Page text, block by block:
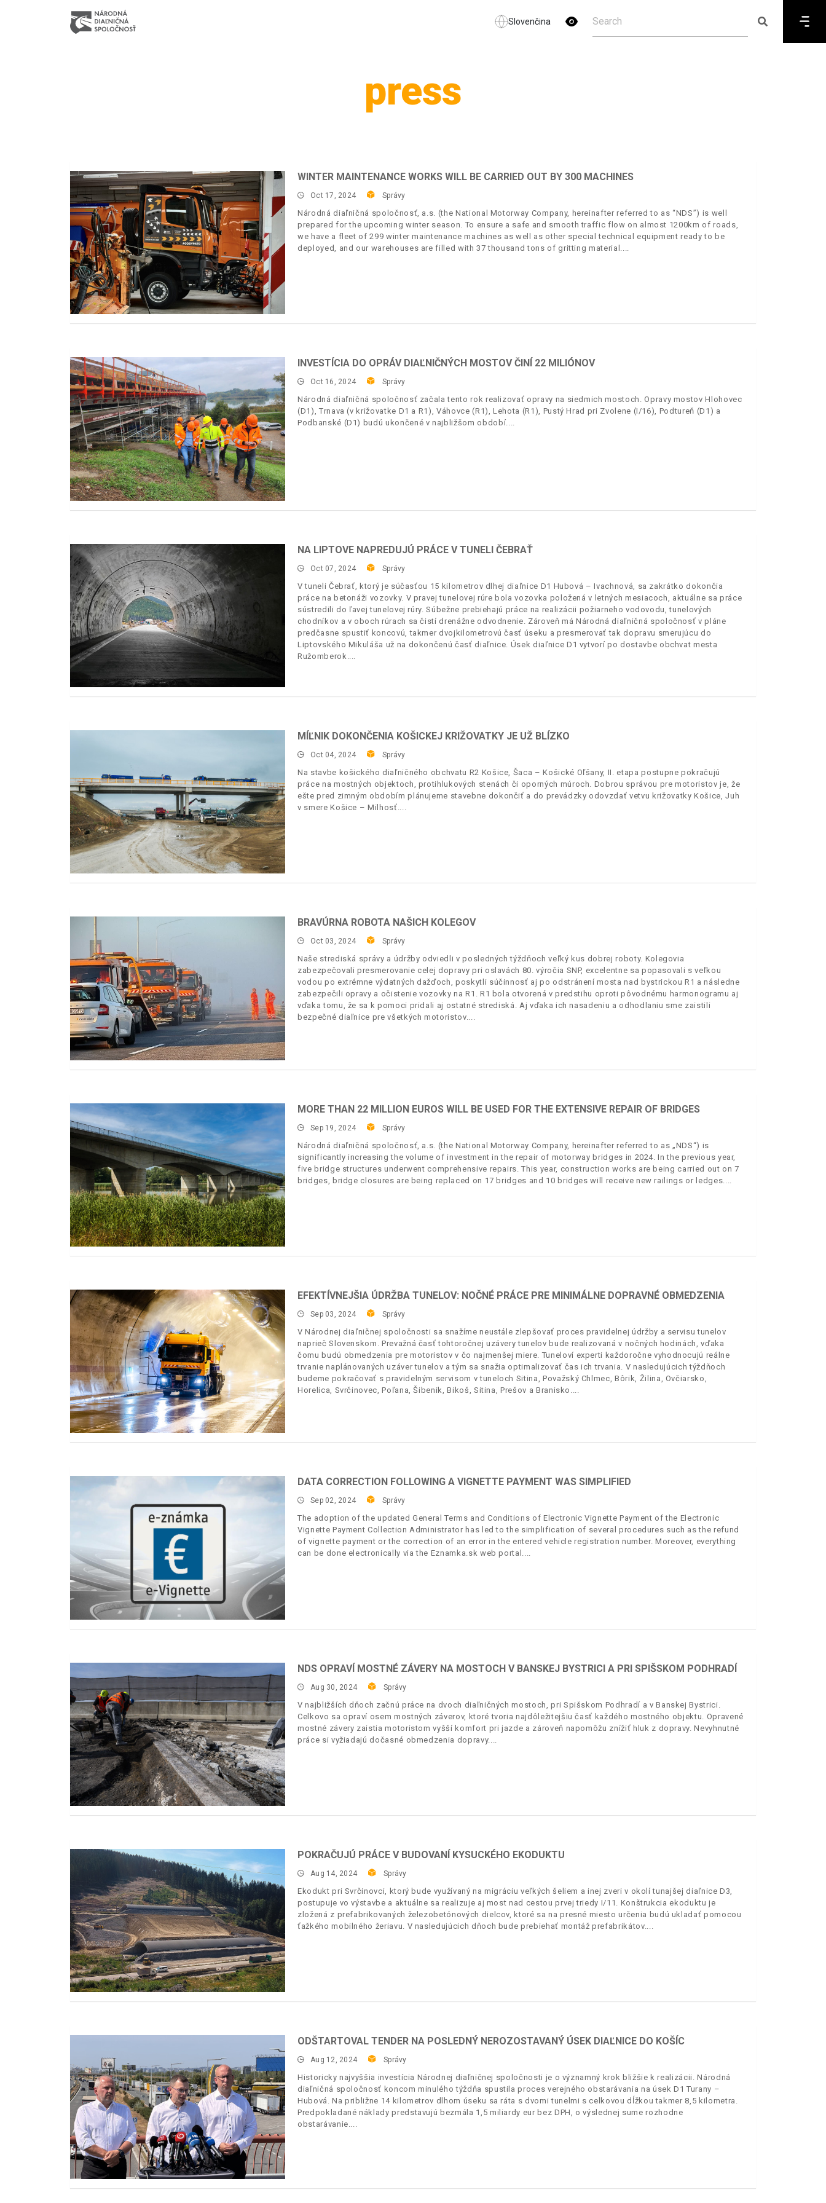
Slovenčina
press
WINTER MAINTENANCE WORKS WILL BE CARRIED OUT BY 300 MACHINES
Oct 17, 2024 Správy
Národná diaľničná spoločnosť, a.s. (the National Motorway Company, hereinafter referred to as “NDS”) is well
prepared for the upcoming winter season. To ensure a safe and smooth traffic flow on almost 1200km of roads,
we have a fleet of 299 winter maintenance machines as well as other special technical equipment ready to be
deployed, and our warehouses are filled with 37 thousand tons of gritting material.
INVESTÍCIA DO OPRÁV DIAĽNIČNÝCH MOSTOV ČINÍ 22 MILIÓNOV
Oct 16, 2024 Správy
Národná diaľničná spoločnosť začala tento rok realizovať opravy na siedmich mostoch. Opravy mostov Hlohovec
(D1), Trnava (v križovatke D1 a R1), Váhovce (R1), Lehota (R1), Pustý Hrad pri Zvolene (I/16), Podtureň (D1) a
Podbanské (D1) budú ukončené v najbližšom období.
NA LIPTOVE NAPREDUJÚ PRÁCE V TUNELI ČEBRAŤ
Oct 07, 2024 Správy
V tuneli Čebrať, ktorý je súčasťou 15 kilometrov dlhej diaľnice D1 Hubová – Ivachnová, sa zakrátko dokončia
práce na betonáži vozovky. V pravej tunelovej rúre bola vozovka položená v letných mesiacoch, aktuálne sa práce
sústredili do ľavej tunelovej rúry. Súbežne prebiehajú práce na realizácii požiarneho vodovodu, tunelových
chodníkov a v oboch rúrach sa čistí drenážne odvodnenie. Zároveň má Národná diaľničná spoločnosť v pláne
predčasne spustiť koncovú, takmer dvojkilometrovú časť úseku a presmerovať tak dopravu smerujúcu do
Liptovského Mikuláša už na dokončenú časť diaľnice. Úsek diaľnice D1 vytvorí po dostavbe obchvat mesta
Ružomberok.
MÍĽNIK DOKONČENIA KOŠICKEJ KRIŽOVATKY JE UŽ BLÍZKO
Oct 04, 2024 Správy
Na stavbe košického diaľničného obchvatu R2 Košice, Šaca – Košické Oľšany, II. etapa postupne pokračujú
práce na mostných objektoch, protihlukových stenách či oporných múroch. Dobrou správou pre motoristov je, že
ešte pred zimným obdobím plánujeme stavebne dokončiť a do prevádzky odovzdať vetvu križovatky Košice, Juh
v smere Košice – Milhosť.
BRAVÚRNA ROBOTA NAŠICH KOLEGOV
Oct 03, 2024 Správy
Naše strediská správy a údržby odviedli v posledných týždňoch veľký kus dobrej roboty. Kolegovia
zabezpečovali presmerovanie celej dopravy pri oslavách 80. výročia SNP, excelentne sa popasovali s veľkou
vodou po extrémne výdatných dažďoch, poskytli súčinnosť aj po odstránení mosta nad bystrickou R1 a následne
zabezpečili opravy a očistenie vozovky na R1. R1 bola otvorená v predstihu oproti pôvodnému harmonogramu aj
vďaka tomu, že sa k pomoci pridali aj ostatné strediská. Aj vďaka ich nasadeniu a odhodlaniu sme zaistili
bezpečné diaľnice pre všetkých motoristov.
MORE THAN 22 MILLION EUROS WILL BE USED FOR THE EXTENSIVE REPAIR OF BRIDGES
Sep 19, 2024 Správy
Národná diaľničná spoločnosť, a.s. (the National Motorway Company, hereinafter referred to as „NDS“) is
significantly increasing the volume of investment in the repair of motorway bridges in 2024. In the previous year,
five bridge structures underwent comprehensive repairs. This year, construction works are being carried out on 7
bridges, bridge closures are being replaced on 17 bridges and 10 bridges will receive new railings or ledges.
EFEKTÍVNEJŠIA ÚDRŽBA TUNELOV: NOČNÉ PRÁCE PRE MINIMÁLNE DOPRAVNÉ OBMEDZENIA
Sep 03, 2024 Správy
V Národnej diaľničnej spoločnosti sa snažíme neustále zlepšovať proces pravidelnej údržby a servisu tunelov
naprieč Slovenskom. Prevažná časť tohtoročnej uzávery tunelov bude realizovaná v nočných hodinách, vďaka
čomu budú obmedzenia pre motoristov v čo najmenšej miere. Tuneloví experti každoročne vyhodnocujú reálne
trvanie naplánovaných uzáver tunelov a tým sa snažia optimalizovať čas ich trvania. V nasledujúcich týždňoch
budeme pokračovať s pravidelným servisom v tuneloch Sitina, Považský Chlmec, Bôrik, Žilina, Ovčiarsko,
Horelica, Svrčinovec, Poľana, Šibenik, Bikoš, Sitina, Prešov a Branisko.
DATA CORRECTION FOLLOWING A VIGNETTE PAYMENT WAS SIMPLIFIED
Sep 02, 2024 Správy
The adoption of the updated General Terms and Conditions of Electronic Vignette Payment of the Electronic
Vignette Payment Collection Administrator has led to the simplification of several procedures such as the refund
of vignette payment or the correction of an error in the entered vehicle registration number. Moreover, everything
can be done electronically via the Eznamka.sk web portal.
NDS OPRAVÍ MOSTNÉ ZÁVERY NA MOSTOCH V BANSKEJ BYSTRICI A PRI SPIŠSKOM PODHRADÍ
Aug 30, 2024 Správy
V najbližších dňoch začnú práce na dvoch diaľničných mostoch, pri Spišskom Podhradí a v Banskej Bystrici.
Celkovo sa opraví osem mostných záverov, ktoré tvoria najdôležitejšiu časť každého mostného objektu. Opravené
mostné závery zaistia motoristom vyšší komfort pri jazde a zároveň napomôžu znížiť hluk z dopravy. Nevyhnutné
práce si vyžiadajú dočasné obmedzenia dopravy.
POKRAČUJÚ PRÁCE V BUDOVANÍ KYSUCKÉHO EKODUKTU
Aug 14, 2024 Správy
Ekodukt pri Svrčinovci, ktorý bude využívaný na migráciu veľkých šeliem a inej zveri v okolí tunajšej diaľnice D3,
postupuje vo výstavbe a aktuálne sa realizuje aj most nad cestou prvej triedy I/11. Konštrukcia ekoduktu je
zložená z prefabrikovaných železobetónových dielcov, ktoré sa na presné miesto určenia budú ukladať pomocou
ťažkého mobilného žeriavu. V nasledujúcich dňoch bude prebiehať montáž prefabrikátov.
ODŠTARTOVAL TENDER NA POSLEDNÝ NEROZOSTAVANÝ ÚSEK DIAĽNICE DO KOŠÍC
Aug 12, 2024 Správy
Historicky najvyššia investícia Národnej diaľničnej spoločnosti je o významný krok bližšie k realizácii. Národná
diaľničná spoločnosť koncom minulého týždňa spustila proces verejného obstarávania na úsek D1 Turany –
Hubová. Na približne 14 kilometrov dlhom úseku sa ráta s dvomi tunelmi s celkovou dĺžkou takmer 8,5 kilometra.
Predpokladané náklady predstavujú bezmála 1,5 miliardy eur bez DPH, o výslednej sume rozhodne
obstarávanie.